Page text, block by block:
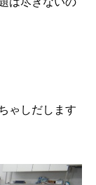
ゃしだします